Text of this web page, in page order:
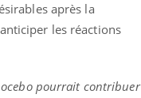
après la
les réactions
pourrait contribuer